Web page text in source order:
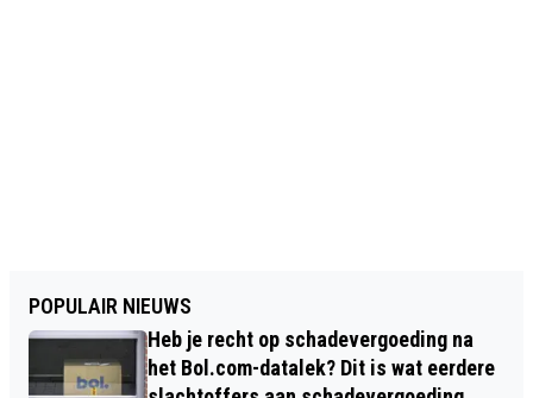
POPULAIR NIEUWS
Heb je recht op schadevergoeding na
het Bol.com-datalek? Dit is wat eerdere